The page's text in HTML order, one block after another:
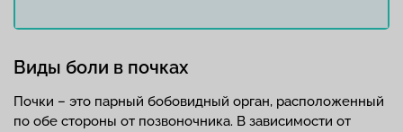
Виды боли в почках
Почки – это парный бобовидный орган, расположенный
по обе стороны от позвоночника. В зависимости от